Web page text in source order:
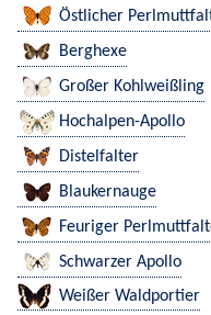
Östlicher
Berghexe
Großer Kohlweißling
Hochalpen-Apollo
Distelfalter
Blaukernauge
Feuriger
Schwarzer Apollo
Weißer Waldportier